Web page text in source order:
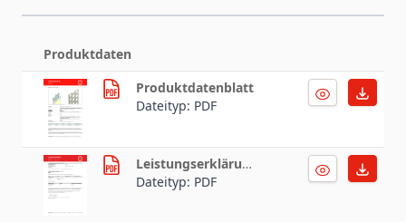
Produktdaten
Produktdatenblatt
Dateityp: PDF
Leistungserklärung
Dateityp: PDF